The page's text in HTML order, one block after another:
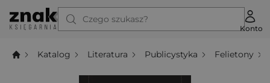
Czego szukasz?
Konto
Katalog Literatura Publicystyka Felietony